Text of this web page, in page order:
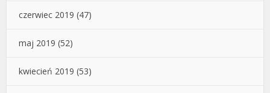
czerwiec 2019 (47)
maj 2019 (52)
kwiecień 2019 (53)